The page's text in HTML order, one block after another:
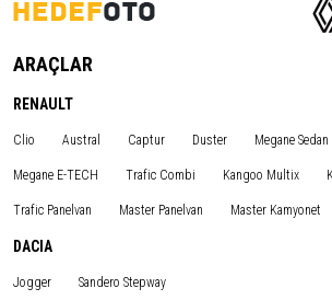
ARAÇLAR
RENAULT
Clio Austral Captur Duster Megane Sedan
Megane E-TECH Trafic Combi Kangoo Multix
Trafic Panelvan Master Panelvan Master Kamyonet
DACIA
Jogger Sandero Stepway